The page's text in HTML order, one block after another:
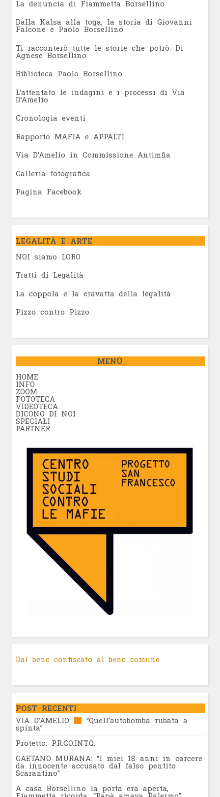
La denuncia di Fiammetta Borsellino
Dalla Kalsa alla toga, la storia di Giovanni
Falcone e Paolo Borsellino
Ti racconterò tutte le storie che potrò. Di
Agnese Borsellino
Biblioteca Paolo Borsellino
L’attentato le indagini e i processi di Via
D’Amelio
Cronologia eventi
Rapporto MAFIA e APPALTI
Via D’Amelio in Commissione Antimfia
Galleria fotografica
Pagina Facebook
LEGALITÀ E ARTE
NOI siamo LORO
Tratti di Legalità
La coppola e la cravatta della legalità
Pizzo contro Pizzo
MENÚ
HOME
INFO
ZOOM
FOTOTECA
VIDEOTECA
DICONO DI NOI
SPECIALI
PARTNER
Dal bene confiscato al bene comune
POST RECENTI
VIA D’AMELIO
“Quell’autobomba rubata a
spinta”
Protetto: P.R.CO.INT.Q.
GAETANO MURANA: “I miei 18 anni in carcere
da innocente accusato dal falso pentito
Scarantino”
A casa Borsellino la porta era aperta,